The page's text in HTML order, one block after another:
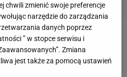
Ważniejsze są
skupić się na
chwili zmienić swoje preferencje
narzędzie do zarządzania
danych poprzez
” w stopce serwisu i
Zmiana
jest także za pomocą ustawień